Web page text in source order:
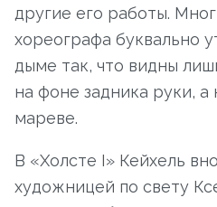
другие его работы.
хореографа буквально
дыме так, что видны
на фоне задника руки, а
мареве.
В «Холсте I» Кейхель
художницей по свету